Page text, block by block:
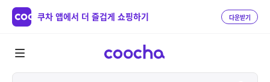
쿠차 앱에서 더 즐겁게 쇼핑하기 다운받기